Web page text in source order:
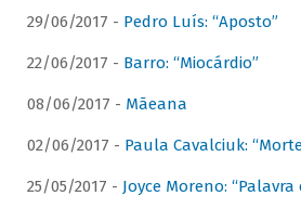
29/06/2017 - Pedro Luís: “Aposto”
22/06/2017 - Barro: “Miocárdio”
08/06/2017 - Mãeana
02/06/2017 - Paula Cavalciuk:
25/05/2017 - Joyce Moreno: “Palavra